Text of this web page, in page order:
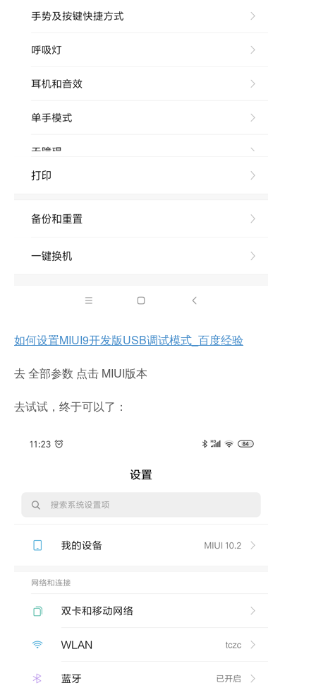
如何设置MIUI9开发版USB调试模式_百度经验
去 全部参数 点击 MIUI版本
去试试，终于可以了：